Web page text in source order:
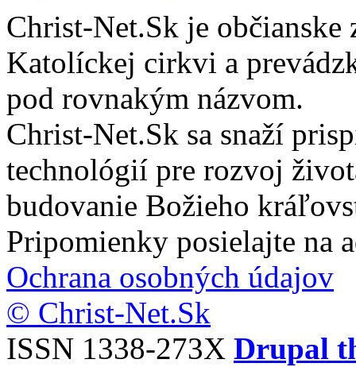
Christ-Net.Sk je
Katolíckej cirkvi a
pod rovnakým názvom.
Christ-Net.Sk sa snaží
technológií pre rozvoj
budovanie Božieho
Pripomienky posielajte na
Ochrana osobných údajov
© Christ-Net.Sk
ISSN 1338-273X Drupal